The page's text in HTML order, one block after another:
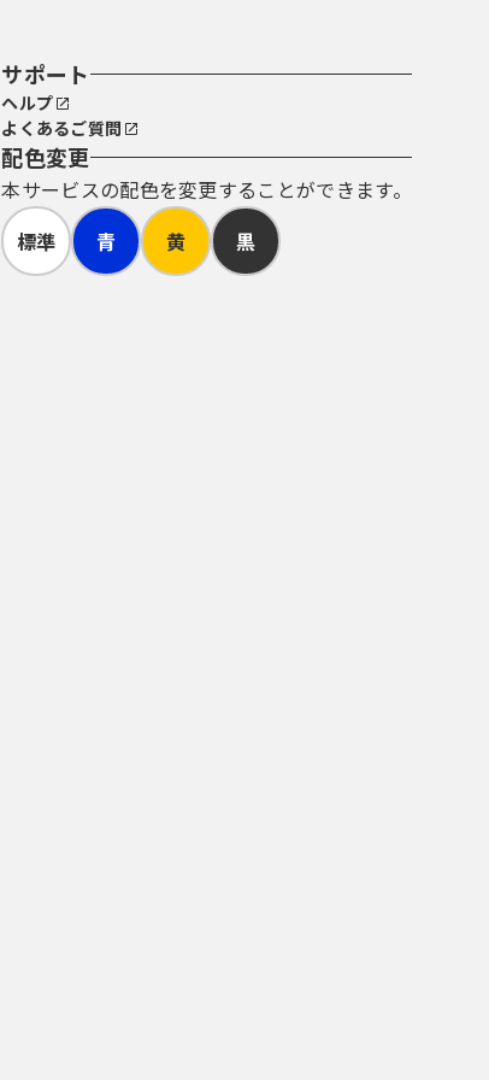
サポート
ヘルプ
よくあるご質問
配色変更
本サービスの配色を変更することができます。
標準
青 黄 黒